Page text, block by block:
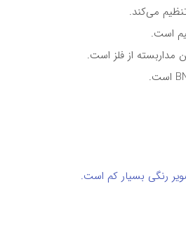
می‌کند.
مداربسته از فلز است.
رنگی بسیار کم است.